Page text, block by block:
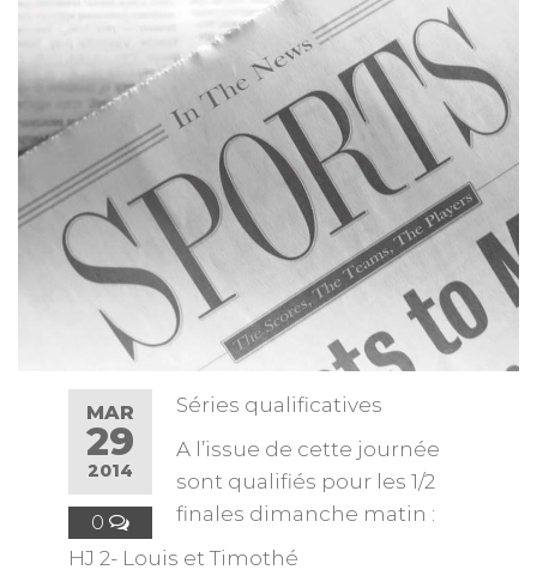
MAR
29
2014
0
Séries qualificatives
A l’issue de cette journée
sont qualifiés pour les 1/2
finales dimanche matin :
HJ 2- Louis et Timothé